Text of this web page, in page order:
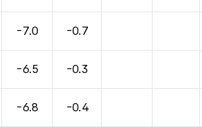
-7.0 -0.7
-6.5 -0.3
-6.8 -0.4